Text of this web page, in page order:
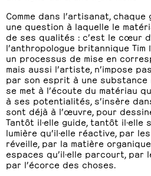
Comme dans l’artisanat,
une question à laquelle le
de ses qualités : c’est le cœur
l’anthropologue britannique Tim
un processus de mise en
mais aussi l’artiste, n’impose
par son esprit à une substance
se met à l’écoute du matériau
à ses potentialités, s’insère
sont déjà à l’œuvre, pour
Tantôt il·elle guide, tantôt il·elle
lumière qu’il·elle réactive, par
réveille, par la matière organique
espaces qu’il·elle parcourt, par
par l’écorce des choses.